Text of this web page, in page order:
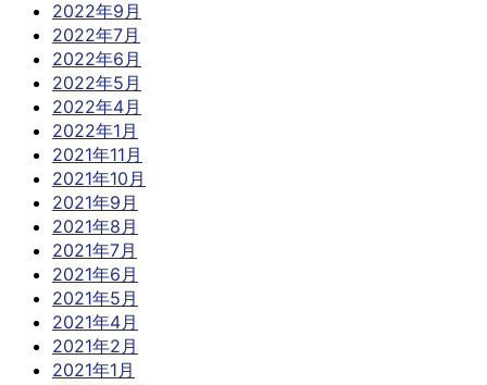
2022年9月
2022年7月
2022年6月
2022年5月
2022年4月
2022年1月
2021年11月
2021年10月
2021年9月
2021年8月
2021年7月
2021年6月
2021年5月
2021年4月
2021年2月
2021年1月